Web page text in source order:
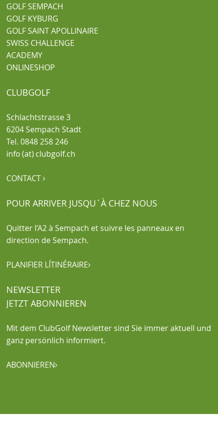
GOLF SEMPACH
GOLF KYBURG
GOLF SAINT APOLLINAIRE
SWISS CHALLENGE
ACADEMY
ONLINESHOP
CLUBGOLF
Schlachtstrasse 3
6204 Sempach Stadt
Tel. 0848 258 246
info (at) clubgolf.ch
CONTACT
POUR ARRIVER JUSQU´À CHEZ NOUS
Quitter l’A2 à Sempach et suivre les panneaux en
direction de Sempach.
PLANIFIER LÍTINÉRAIRE
NEWSLETTER
JETZT ABONNIEREN
Mit dem ClubGolf Newsletter sind Sie immer aktuell und
ganz persönlich informiert.
ABONNIEREN